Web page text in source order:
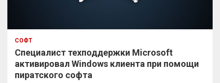
СОФТ
Специалист техподдержки Microsoft
активировал Windows клиента при помощи
пиратского софта